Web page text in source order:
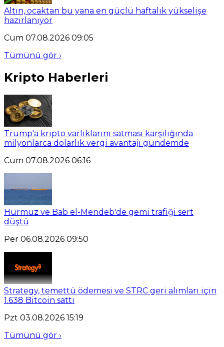
Altın, ocaktan bu yana en güçlü haftalık yükselişe
hazırlanıyor
Cum 07.08.2026 09:05
Tümünü gör ›
Kripto Haberleri
Trump'a kripto varlıklarını satması karşılığında
milyonlarca dolarlık vergi avantajı gündemde
Cum 07.08.2026 06:16
Hürmüz ve Bab el-Mendeb'de gemi trafiği sert
düştü
Per 06.08.2026 09:50
Strategy, temettü ödemesi ve STRC geri alımları için
1.638 Bitcoin sattı
Pzt 03.08.2026 15:19
Tümünü gör ›